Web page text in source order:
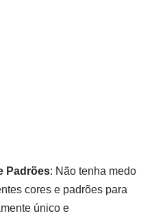
Padrões: Não tenha medo
cores e padrões para
único e